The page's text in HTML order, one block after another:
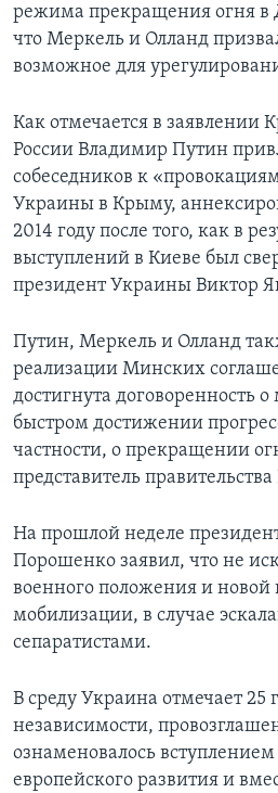
режима прекращения огня в
что Меркель и Олланд
возможное для
Как отмечается в заявлении
России Владимир Путин
собеседников к
Украины в Крыму,
2014 году после того, как в
выступлений в Киеве был
президент Украины Виктор
Путин, Меркель и Олланд
реализации Минских
достигнута договоренность
быстром достижении
частности, о прекращении
представитель
На прошлой неделе
Порошенко заявил, что не
военного положения и
мобилизации, в случае
сепаратистами.
В среду Украина отмечает 25
независимости,
ознаменовалось вступлением
европейского развития и